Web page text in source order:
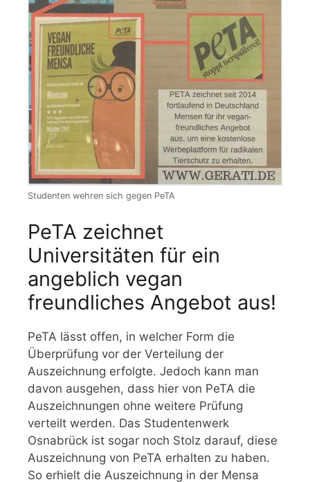
Studenten wehren sich gegen PeTA
PeTA zeichnet
Universitäten für ein
angeblich vegan
freundliches Angebot aus!
PeTA lässt offen, in welcher Form die
Überprüfung vor der Verteilung der
Auszeichnung erfolgte. Jedoch kann man
davon ausgehen, dass hier von PeTA die
Auszeichnungen ohne weitere Prüfung
verteilt werden. Das Studentenwerk
Osnabrück ist sogar noch Stolz darauf, diese
Auszeichnung von PeTA erhalten zu haben.
So erhielt die Auszeichnung in der Mensa